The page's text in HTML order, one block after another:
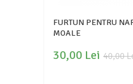
FURTUN PENTRU
MOALE
40,00
30,00 Lei